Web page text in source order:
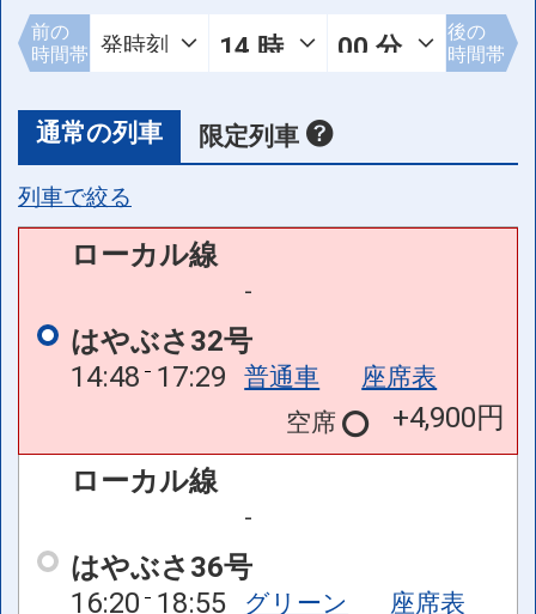
前の
時間帯
後の
時間帯
通常の列車 限定列車
列車で絞る
ローカル線
-
はやぶさ32号
14:48 17:29 普通車
座席表
空席
+4,900円
ローカル線
-
はやぶさ36号
16:20 18:55 グリーン
座席表